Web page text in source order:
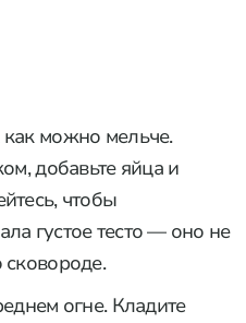
можно мельче.
добавьте яйца и
чтобы
густое тесто — оно не
сковороде.
огне. Кладите